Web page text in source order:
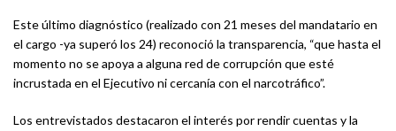
Este último diagnóstico (realizado con 21 meses del mandatario en
el cargo -ya superó los 24) reconoció la transparencia, “que hasta el
momento no se apoya a alguna red de corrupción que esté
incrustada en el Ejecutivo ni cercanía con el narcotráfico”.
Los entrevistados destacaron el interés por rendir cuentas y la